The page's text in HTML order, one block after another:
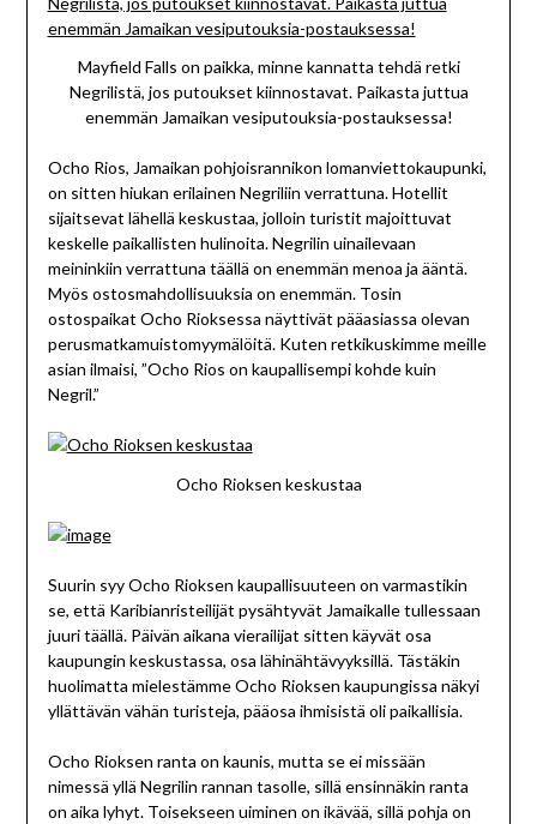
Mayfield Falls on paikka, minne kannatta tehdä retki
Negrilistä, jos putoukset kiinnostavat. Paikasta juttua
enemmän Jamaikan vesiputouksia-postauksessa!
Ocho Rios, Jamaikan pohjoisrannikon lomanviettokaupunki,
on sitten hiukan erilainen Negriliin verrattuna. Hotellit
sijaitsevat lähellä keskustaa, jolloin turistit majoittuvat
keskelle paikallisten hulinoita. Negrilin uinailevaan
meininkiin verrattuna täällä on enemmän menoa ja ääntä.
Myös ostosmahdollisuuksia on enemmän. Tosin
ostospaikat Ocho Rioksessa näyttivät pääasiassa olevan
perusmatkamuistomyymälöitä. Kuten retkikuskimme meille
asian ilmaisi, ”Ocho Rios on kaupallisempi kohde kuin
Negril.”
Ocho Rioksen keskustaa
Suurin syy Ocho Rioksen kaupallisuuteen on varmastikin
se, että Karibianristeilijät pysähtyvät Jamaikalle tullessaan
juuri täällä. Päivän aikana vierailijat sitten käyvät osa
kaupungin keskustassa, osa lähinähtävyyksillä. Tästäkin
huolimatta mielestämme Ocho Rioksen kaupungissa näkyi
yllättävän vähän turisteja, pääosa ihmisistä oli paikallisia.
Ocho Rioksen ranta on kaunis, mutta se ei missään
nimessä yllä Negrilin rannan tasolle, sillä ensinnäkin ranta
on aika lyhyt. Toisekseen uiminen on ikävää, sillä pohja on